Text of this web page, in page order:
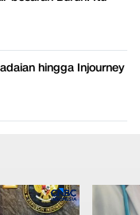
hingga Injourney